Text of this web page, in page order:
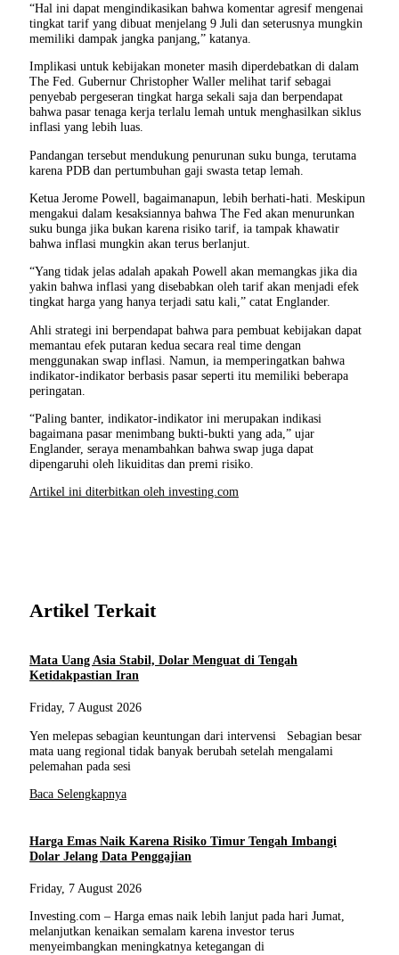
“Hal ini dapat mengindikasikan bahwa komentar agresif mengenai
tingkat tarif yang dibuat menjelang 9 Juli dan seterusnya mungkin
memiliki dampak jangka panjang,” katanya.
Implikasi untuk kebijakan moneter masih diperdebatkan di dalam
The Fed. Gubernur Christopher Waller melihat tarif sebagai
penyebab pergeseran tingkat harga sekali saja dan berpendapat
bahwa pasar tenaga kerja terlalu lemah untuk menghasilkan siklus
inflasi yang lebih luas.
Pandangan tersebut mendukung penurunan suku bunga, terutama
karena PDB dan pertumbuhan gaji swasta tetap lemah.
Ketua Jerome Powell, bagaimanapun, lebih berhati-hati. Meskipun
mengakui dalam kesaksiannya bahwa The Fed akan menurunkan
suku bunga jika bukan karena risiko tarif, ia tampak khawatir
bahwa inflasi mungkin akan terus berlanjut.
“Yang tidak jelas adalah apakah Powell akan memangkas jika dia
yakin bahwa inflasi yang disebabkan oleh tarif akan menjadi efek
tingkat harga yang hanya terjadi satu kali,” catat Englander.
Ahli strategi ini berpendapat bahwa para pembuat kebijakan dapat
memantau efek putaran kedua secara real time dengan
menggunakan swap inflasi. Namun, ia memperingatkan bahwa
indikator-indikator berbasis pasar seperti itu memiliki beberapa
peringatan.
“Paling banter, indikator-indikator ini merupakan indikasi
bagaimana pasar menimbang bukti-bukti yang ada,” ujar
Englander, seraya menambahkan bahwa swap juga dapat
dipengaruhi oleh likuiditas dan premi risiko.
Artikel ini diterbitkan oleh investing.com
Artikel Terkait
Mata Uang Asia Stabil, Dolar Menguat di Tengah
Ketidakpastian Iran
Friday, 7 August 2026
Yen melepas sebagian keuntungan dari intervensi Sebagian besar
mata uang regional tidak banyak berubah setelah mengalami
pelemahan pada sesi
Baca Selengkapnya
Harga Emas Naik Karena Risiko Timur Tengah Imbangi
Dolar Jelang Data Penggajian
Friday, 7 August 2026
Investing.com – Harga emas naik lebih lanjut pada hari Jumat,
melanjutkan kenaikan semalam karena investor terus
menyeimbangkan meningkatnya ketegangan di